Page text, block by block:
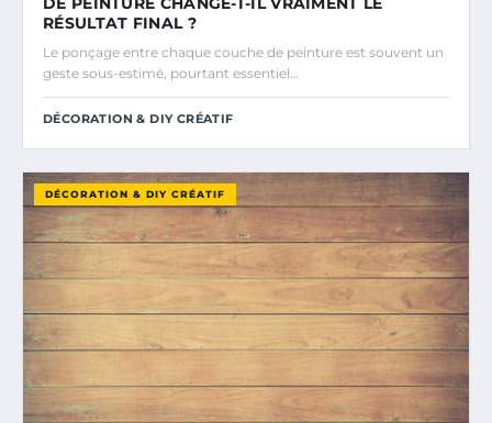
RÉSULTAT FINAL ?
Le ponçage entre chaque couche de peinture est souvent un
geste sous-estimé, pourtant essentiel…
DÉCORATION & DIY CRÉATIF
DÉCORATION & DIY CRÉATIF